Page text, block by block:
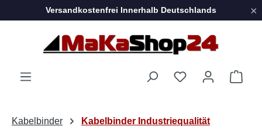
Zum Hauptinhalt springen
Versandkostenfrei Innerhalb Deutschlands ×
Kabelbinder Kabelbinder Industriequalität